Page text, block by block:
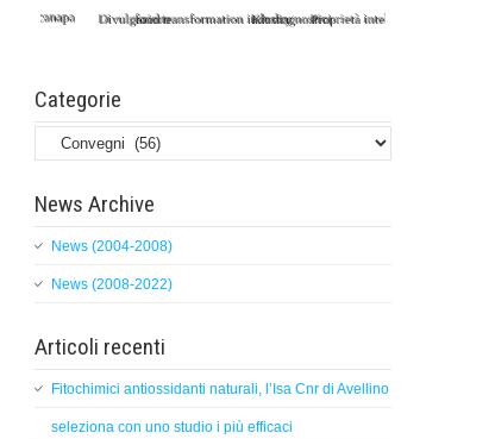
Categorie
Categorie
News Archive
News (2004-2008)
News (2008-2022)
Articoli recenti
Fitochimici antiossidanti naturali, l’Isa Cnr di Avellino
seleziona con uno studio i più efficaci